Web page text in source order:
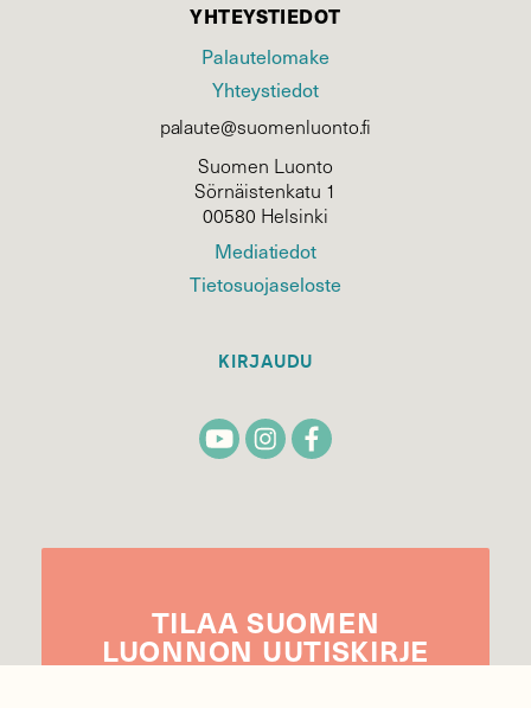
YHTEYSTIEDOT
Palautelomake
Yhteystiedot
palaute@suomenluonto.fi
Suomen Luonto
Sörnäistenkatu 1
00580 Helsinki
Mediatiedot
Tietosuojaseloste
KIRJAUDU
TILAA SUOMEN
LUONNON UUTIS­KIRJE